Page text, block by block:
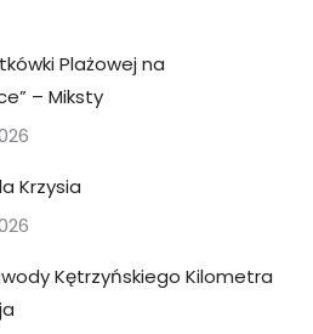
Plażowej na
– Miksty
Krzysia
Kętrzyńskiego Kilometra